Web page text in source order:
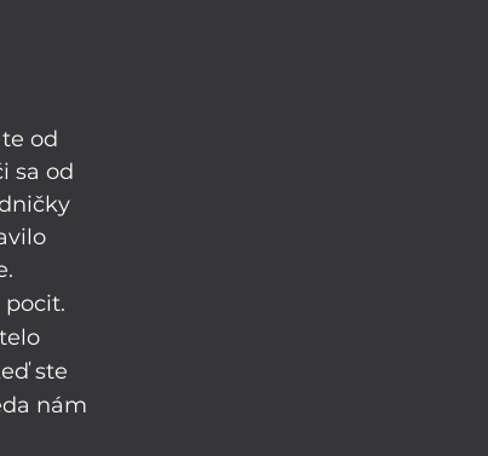
od
sa od
ste
nám